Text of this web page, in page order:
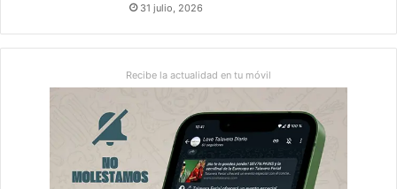
31 julio, 2026
Recibe la actualidad en tu móvil